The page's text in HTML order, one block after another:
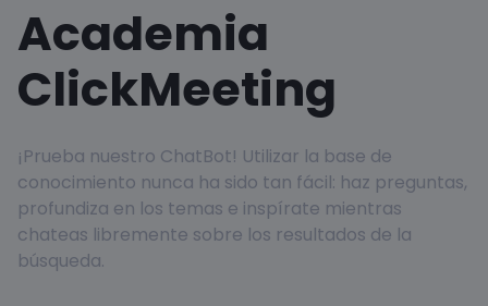
Academia
ClickMeeting
¡Prueba nuestro ChatBot! Utilizar la base de
conocimiento nunca ha sido tan fácil: haz preguntas,
profundiza en los temas e inspírate mientras
chateas libremente sobre los resultados de la
búsqueda.